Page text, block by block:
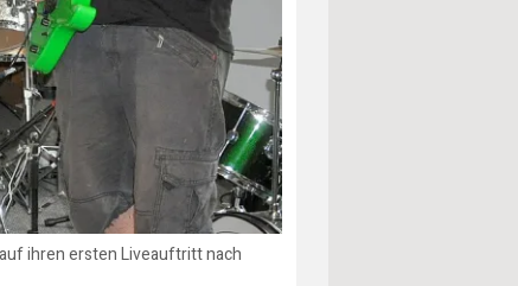
ihren ersten Liveauftritt nach